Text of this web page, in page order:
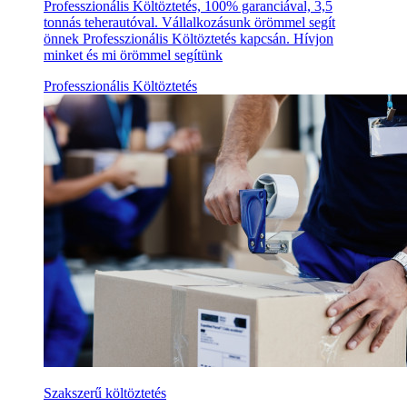
Professzionális Költöztetés, 100% garanciával, 3,5
tonnás teherautóval. Vállalkozásunk örömmel segít
önnek Professzionális Költöztetés kapcsán. Hívjon
minket és mi örömmel segítünk
Professzionális Költöztetés
Szakszerű költöztetés